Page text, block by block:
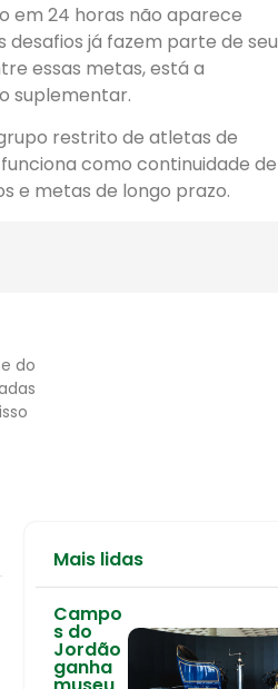
em 24 horas não aparece
desafios já fazem parte de seu
essas metas, está a
suplementar.
restrito de atletas de
como continuidade de
e metas de longo prazo.
do
Mais lidas
Campo
s do
Jordão
ganha